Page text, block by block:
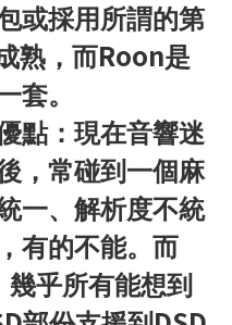
或採用所謂的第
熟，而Roon是
套。
：現在音響迷
，常碰到一個麻
一、解析度不統
有的不能。而
乎所有能想到